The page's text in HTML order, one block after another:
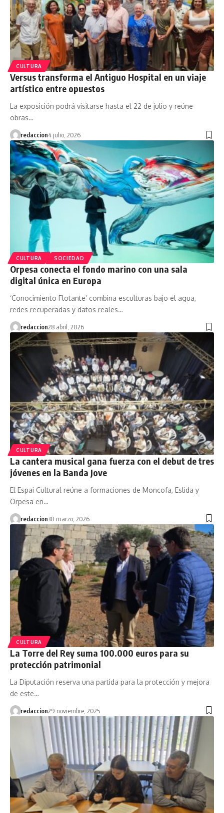
CULTURA
Versus transforma el Antiguo Hospital en un viaje
artístico entre opuestos
La exposición podrá visitarse hasta el 22 de julio y reúne
obras…
redaccion4 julio, 2026
CULTURA SOCIEDAD
Orpesa conecta el fondo marino con una sala
digital única en Europa
‘Conocimiento Flotante’ combina esculturas bajo el agua,
redes recuperadas y datos reales…
redaccion28 abril, 2026
CULTURA
La cantera musical gana fuerza con el debut de tres
jóvenes en la Banda Jove
El Espai Cultural reúne a formaciones de Moncofa, Eslida y
Orpesa en…
redaccion30 marzo, 2026
CULTURA
La Torre del Rey suma 100.000 euros para su
protección patrimonial
La Diputación reserva una partida para la protección y mejora
de este…
redaccion29 noviembre, 2025